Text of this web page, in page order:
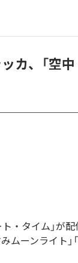
カ、「空
・タイム」が
ムーンライト